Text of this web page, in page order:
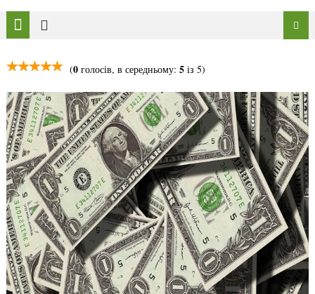
(0голосів, в середньому: 5із 5)